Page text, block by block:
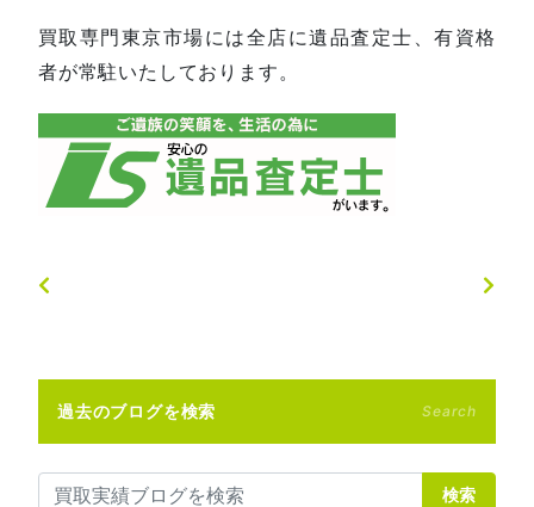
買取専門東京市場には全店に遺品査定士、有資格
者が常駐いたしております。
過去のブログを検索 Search
検索